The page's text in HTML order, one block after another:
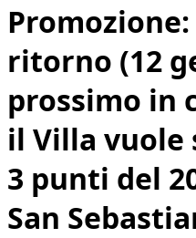
ritorno (12
prossimo in
il Villa
3 punti del
San